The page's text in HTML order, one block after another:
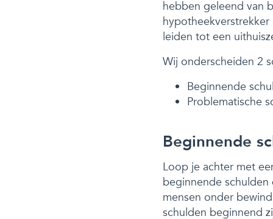
hebben geleend van
leiden tot een
Wij onderscheiden 2
Beginnende
Problematische
Beginnende
Loop je achter met
beginnende
mensen onder
schulden beginnend